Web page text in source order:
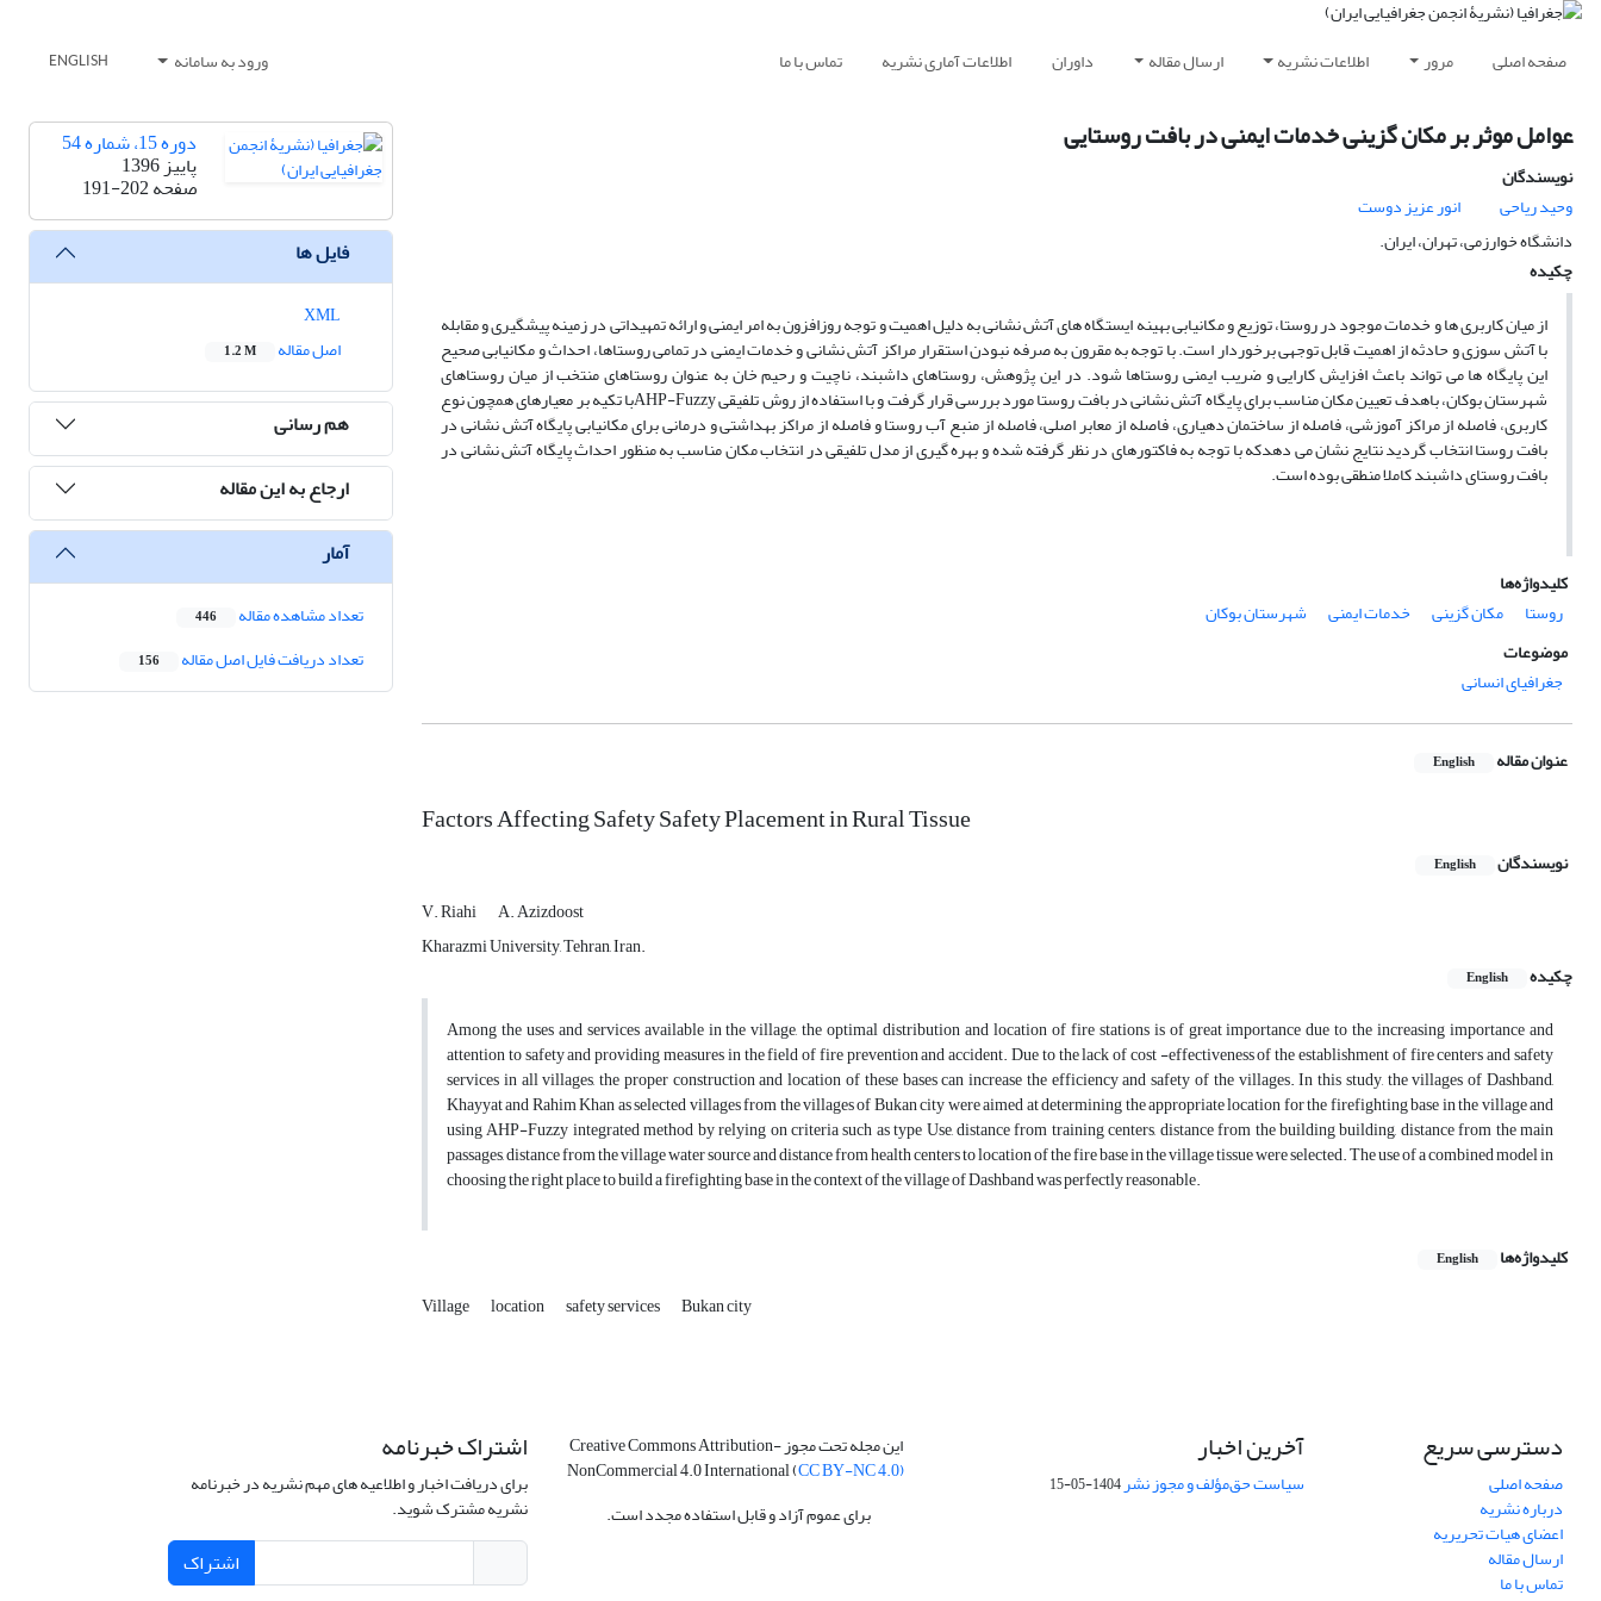
صفحه اصلی مرور اطلاعات نشریه ارسال مقاله داوران اطلاعات آماری نشریه تماس با ما ورود به سامانه ENGLISH
عوامل موثر بر مکان گزینی خدمات ایمنی در بافت روستایی
نویسندگان
وحید ریاحی
انور عزیز دوست
دانشگاه خوارزمی، تهران، ایران.
چکیده
از میان کاربری ها و خدمات موجود در روستا، توزیع و مکانیابی بهینه ایستگاه های آتش نشانی به دلیل اهمیت و توجه روزافزون به امر ایمنی و ارائه تمهیداتی در زمینه پیشگیری و مقابله
با آتش سوزی و حادثه از اهمیت قابل توجهی برخوردار است. با توجه به مقرون به صرفه نبودن استقرار مراکز آتش نشانی و خدمات ایمنی در تمامی روستاها، احداث و مکانیابی صحیح
این پایگاه ها می تواند باعث افزایش کارایی و ضریب ایمنی روستاها شود. در این پژوهش، روستاهای داشبند، ناچیت و رحیم خان به عنوان روستاهای منتخب از میان روستاهای
شهرستان بوکان، باهدف تعیین مکان مناسب برای پایگاه آتش نشانی در بافت روستا مورد بررسی قرار گرفت و با استفاده از روش تلفیقی AHP-Fuzzyبا تکیه بر معیارهای همچون نوع
کاربری، فاصله از مراکز آموزشی، فاصله از ساختمان دهیاری، فاصله از معابر اصلی، فاصله از منبع آب روستا و فاصله از مراکز بهداشتی و درمانی برای مکانیابی پایگاه آتش نشانی در
بافت روستا انتخاب گردید نتایج نشان می دهدکه با توجه به فاکتورهای در نظر گرفته شده و بهره گیری از مدل تلفیقی در انتخاب مکان مناسب به منظور احداث پایگاه آتش نشانی در
بافت روستای داشبند کاملا منطقی بوده است.
کلیدواژه‌ها
روستا
مکان گزینی خدمات ایمنی
شهرستان بوکان
موضوعات
جغرافیای انسانی
عنوان مقاله English
Factors Affecting Safety Safety Placement in Rural Tissue
نویسندگان English
V. Riahi
A. Azizdoost
Kharazmi University, Tehran, Iran.
چکیده
English
Among the uses and services available in the village, the optimal distribution and location of fire stations is of great importance due to the increasing importance and
attention to safety and providing measures in the field of fire prevention and accident. Due to the lack of cost -effectiveness of the establishment of fire centers and safety
services in all villages, the proper construction and location of these bases can increase the efficiency and safety of the villages. In this study, the villages of Dashband,
Khayyat and Rahim Khan as selected villages from the villages of Bukan city were aimed at determining the appropriate location for the firefighting base in the village and
using AHP-Fuzzy integrated method by relying on criteria such as type Use, distance from training centers, distance from the building building, distance from the main
passages, distance from the village water source and distance from health centers to location of the fire base in the village tissue were selected. The use of a combined model in
choosing the right place to build a firefighting base in the context of the village of Dashband was perfectly reasonable.
کلیدواژه‌ها English
Village location safety services Bukan city
دوره 15، شماره 54
پاییز 1396
صفحه191-202
فایل ها
اصل مقاله
1.2 M
هم رسانی
ارجاع به این مقاله
آمار
تعداد مشاهده مقاله 446
تعداد دریافت فایل اصل مقاله 156
دسترسی سریع
صفحه اصلی
درباره نشریه
اعضای هیات تحریریه
ارسال مقاله
تماس با ما
آخرین اخبار
سیاست حق‌مؤلف و مجوز نشر1404-05-15
این مجله تحت مجوز Creative Commons Attribution-
NonCommercial 4.0 International (CC BY-NC 4.0)
برای عموم آزاد و قابل استفاده مجدد است.
اشتراک خبرنامه
برای دریافت اخبار و اطلاعیه های مهم نشریه در خبرنامه
نشریه مشترک شوید.
اشتراک